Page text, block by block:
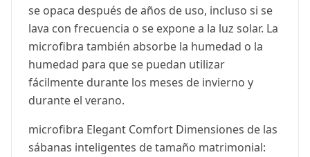
se opaca después de años de uso, incluso si se
lava con frecuencia o se expone a la luz solar. La
microfibra también absorbe la humedad o la
humedad para que se puedan utilizar
fácilmente durante los meses de invierno y
durante el verano.
microfibra Elegant Comfort Dimensiones de las
sábanas inteligentes de tamaño matrimonial: